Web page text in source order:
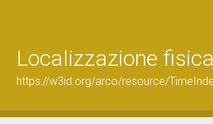
Localizzazione
https://w3id.org/arco/resource/